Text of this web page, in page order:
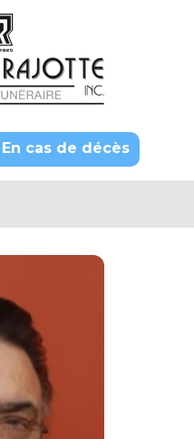
En cas de décès